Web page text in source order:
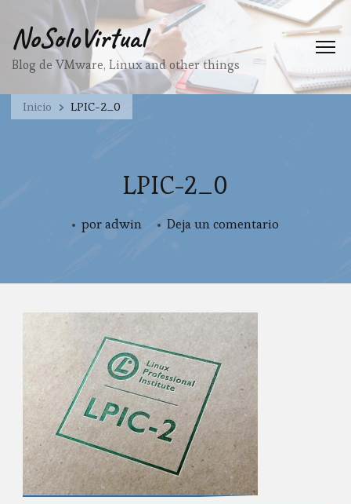
NoSoloVirtual
Blog de VMware, Linux and other things
Inicio LPIC-2_0
LPIC-2_0
poradwin Deja un comentario